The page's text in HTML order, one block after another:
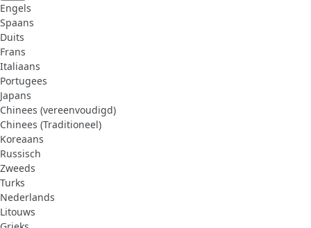
Engels
Spaans
Duits
Frans
Italiaans
Portugees
Japans
Chinees (vereenvoudigd)
Chinees (Traditioneel)
Koreaans
Russisch
Zweeds
Turks
Nederlands
Litouws